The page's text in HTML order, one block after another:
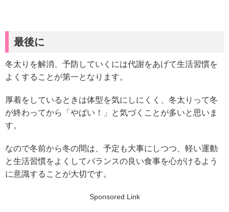
最後に
冬太りを解消、予防していくには代謝をあげて生活習慣を
よくすることが第一となります。
厚着をしているときは体型を気にしにくく、冬太りって冬
が終わってから「やばい！」と気づくことが多いと思いま
す。
なので冬前から冬の間は、予定も大事にしつつ、軽い運動
と生活習慣をよくしてバランスの良い食事を心がけるよう
に意識することが大切です。
Sponsored Link